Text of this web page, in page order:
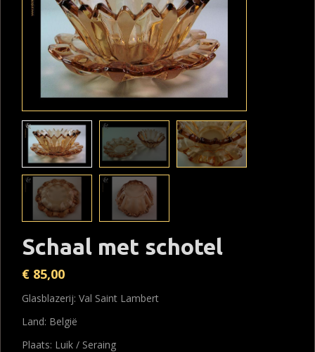
Schaal met schotel
€ 85,00
Glasblazerij: Val Saint Lambert
Land: België
Plaats: Luik / Seraing